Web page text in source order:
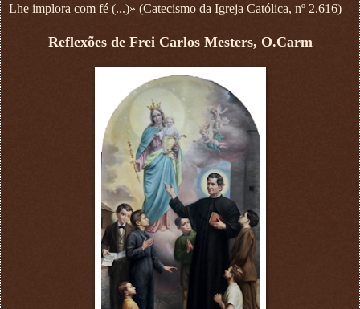
Lhe implora com fé (...)» (Catecismo da Igreja Católica, nº 2.616)
Reflexões de Frei Carlos Mesters, O.Carm